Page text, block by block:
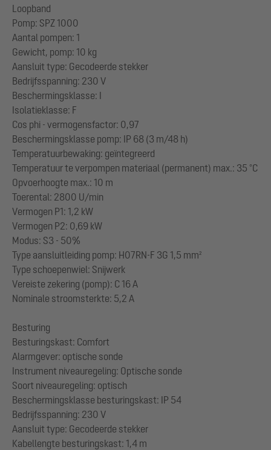
Loopband
Pomp: SPZ 1000
Aantal pompen: 1
Gewicht, pomp: 10 kg
Aansluit type: Gecodeerde stekker
Bedrijfsspanning: 230 V
Beschermingsklasse: I
Isolatieklasse: F
Cos phi - vermogensfactor: 0,97
Beschermingsklasse pomp: IP 68 (3 m/48 h)
Temperatuurbewaking: geïntegreerd
Temperatuur te verpompen materiaal (permanent) max.: 35 °C
Opvoerhoogte max.: 10 m
Toerental: 2800 U/min
Vermogen P1: 1,2 kW
Vermogen P2: 0,69 kW
Modus: S3 - 50%
Type aansluitleiding pomp: H07RN-F 3G 1,5 mm²
Type schoepenwiel: Snijwerk
Vereiste zekering (pomp): C 16 A
Nominale stroomsterkte: 5,2 A
Besturing
Besturingskast: Comfort
Alarmgever: optische sonde
Instrument niveauregeling: Optische sonde
Soort niveauregeling: optisch
Beschermingsklasse besturingskast: IP 54
Bedrijfsspanning: 230 V
Aansluit type: Gecodeerde stekker
Kabellengte besturingskast: 1,4 m